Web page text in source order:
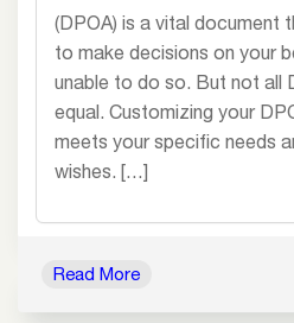
(DPOA) is a vital document
to make decisions on your
unable to do so. But not all
equal. Customizing your
meets your specific needs
wishes. […]
Read More